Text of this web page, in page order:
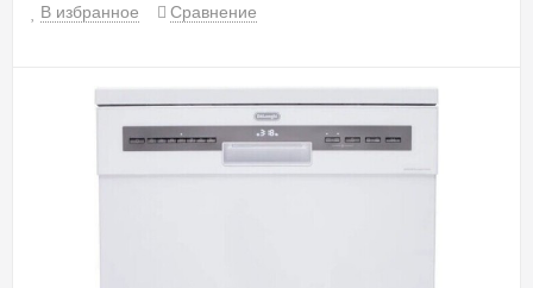
В избранное Сравнение